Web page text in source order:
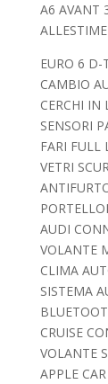
A6 AVANT
EURO 6 D-
CAMBIO
CERCHI IN
SENSORI
FARI FULL
VETRI
AUDI
VOLANTE
CLIMA
SISTEMA
CRUISE
VOLANTE
APPLE